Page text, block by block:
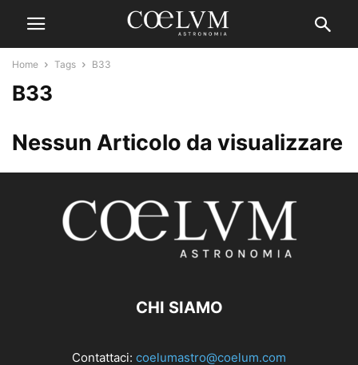
Home Tags B33
B33
Nessun Articolo da visualizzare
CHI SIAMO
Contattaci: coelumastro@coelum.com